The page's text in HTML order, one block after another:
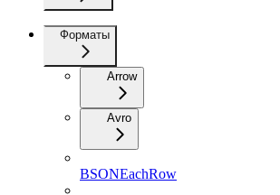
Форматы
Arrow
Avro
BSONEachRow